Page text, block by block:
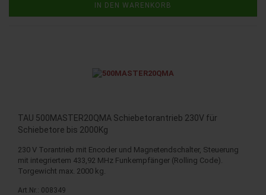
IN DEN WARENKORB
TAU 500MASTER20QMA Schiebetorantrieb 230V für
Schiebetore bis 2000Kg
230 V Torantrieb mit Encoder und Magnetendschalter, Steuerung
mit integriertem 433,92 MHz Funkempfänger (Rolling Code).
Torgewicht max. 2000 kg.
Art.Nr.: 008349